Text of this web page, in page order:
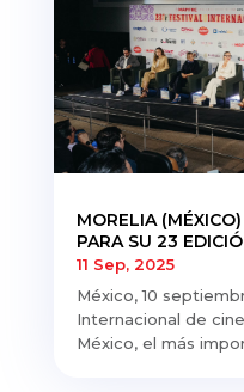
MORELIA
PARA SU 23
11 Sep, 2025
México, 10
Internacional de
México, el más